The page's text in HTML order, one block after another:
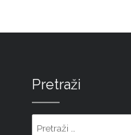
Pretraži